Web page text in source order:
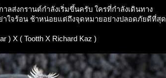
ลส่งกรานต์กำลังเริ่มขึ้นครับ ใครที่กำลังเดินทาง
าใจร้อน ช้าหน่อยแต่ถึงจุดหมายอย่างปลอดภัยดีที่สุด
) X ( Tootth X Richard Kaz )